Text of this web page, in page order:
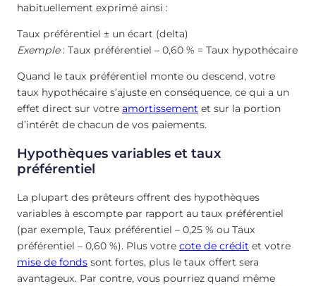
habituellement exprimé ainsi :
Taux préférentiel ± un écart (delta)
Exemple: Taux préférentiel – 0,60 % = Taux hypothécaire
Quand le taux préférentiel monte ou descend, votre
taux hypothécaire s’ajuste en conséquence, ce qui a un
effet direct sur votre amortissement et sur la portion
d’intérêt de chacun de vos paiements.
Hypothèques variables et taux
préférentiel
La plupart des prêteurs offrent des hypothèques
variables à escompte par rapport au taux préférentiel
(par exemple, Taux préférentiel – 0,25 % ou Taux
préférentiel – 0,60 %). Plus votre cote de crédit et votre
mise de fonds sont fortes, plus le taux offert sera
avantageux. Par contre, vous pourriez quand même